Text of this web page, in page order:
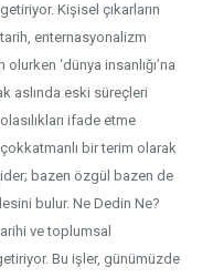
Kişisel çıkarların
enternasyonalizm
‘dünya insanlığı’na
aslında eski süreçleri
ifade etme
bir terim olarak
bazen özgül bazen de
bulur. Ne Dedin Ne?
ve toplumsal
Bu işler, günümüzde